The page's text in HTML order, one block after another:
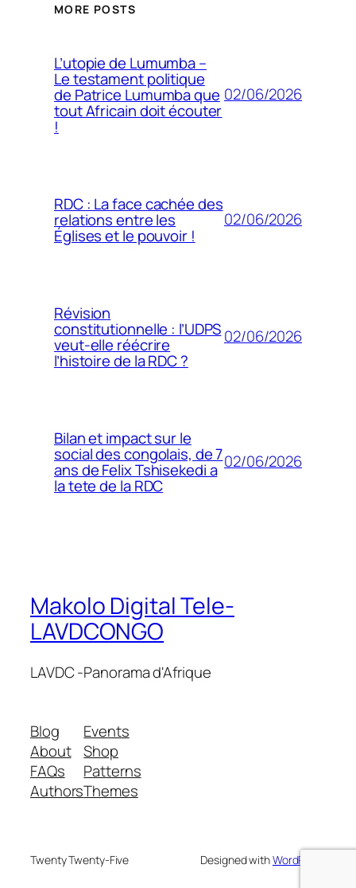
MORE POSTS
L’utopie de Lumumba –
Le testament politique
de Patrice Lumumba que
tout Africain doit écouter
!
02/06/2026
RDC : La face cachée des
relations entre les
Églises et le pouvoir !
02/06/2026
Révision
constitutionnelle : l’UDPS
veut-elle réécrire
l’histoire de la RDC ?
02/06/2026
Bilan et impact sur le
social des congolais, de 7
ans de Felix Tshisekedi a
la tete de la RDC
02/06/2026
Makolo Digital Tele-
LAVDCONGO
LAVDC -Panorama d'Afrique
Blog
About
FAQs
Authors
Events
Shop
Patterns
Themes
Twenty Twenty-Five Designed withWordPress